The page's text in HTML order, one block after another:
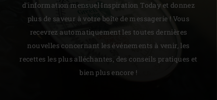
d'information mensuel Inspiration Today et donnez
plus de saveur à votre boîte de messagerie ! Vous
recevrez automatiquement les toutes dernières
nouvelles concernant les événements à venir, les
recettes les plus alléchantes, des conseils pratiques et
bien plus encore !